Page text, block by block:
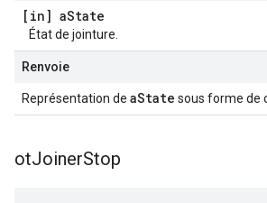
[in] aState
État de jointure.
Renvoie
Représentation de aState sous forme de
otJoinerStop